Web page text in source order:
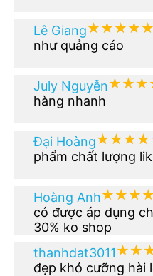
Lê Giang★★★★★
★★★★★
như quảng cáo
July Nguyễn
hàng nhanh
Đại Hoàng
phẩm chất lượng
Hoàng Anh
có được áp dụng
30% ko shop
thanhdat3011
đẹp khó cưỡng hài